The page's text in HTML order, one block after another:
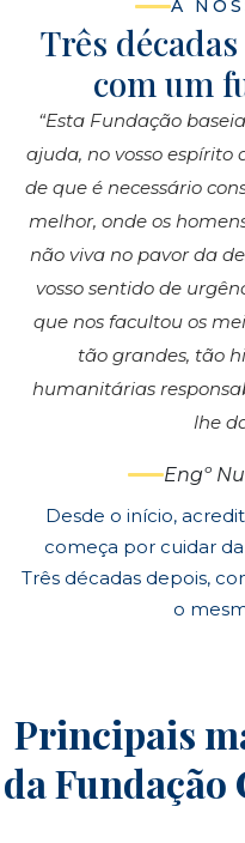
A
Três
com um
“Esta Fundação
ajuda, no vosso espírito
de que é necessário
melhor, onde os
não viva no pavor da
vosso sentido de
que nos facultou os
tão grandes, tão
humanitárias
lhe
Engº
Desde o início,
começa por cuidar da
Três décadas depois,
o
Principais
da Fundação